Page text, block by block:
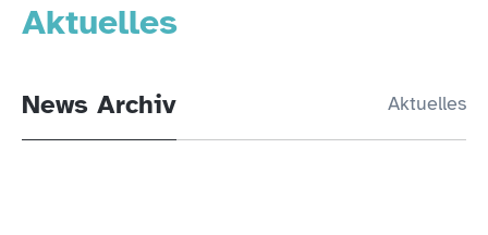
Aktuelles
News Archiv Aktuelles